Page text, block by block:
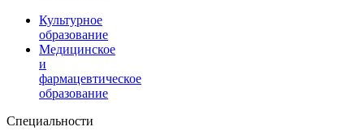
Культурное
образование
Медицинское
и
фармацевтическое
образование
Специальности